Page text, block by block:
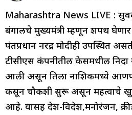
Maharashtra News LIVE :
बंगालचे मुख्यमंत्री म्हणून शपथ
पंतप्रधान नरेंद्र मोदीही उपस्थित
टीसीएस कंपनीतील केसमधील
आली असून तिला नाशिकमध्ये
कसून चौकशी सुरू असून महत्वाचे
आहे. यासह देश-विदेश,मनोरंजन,